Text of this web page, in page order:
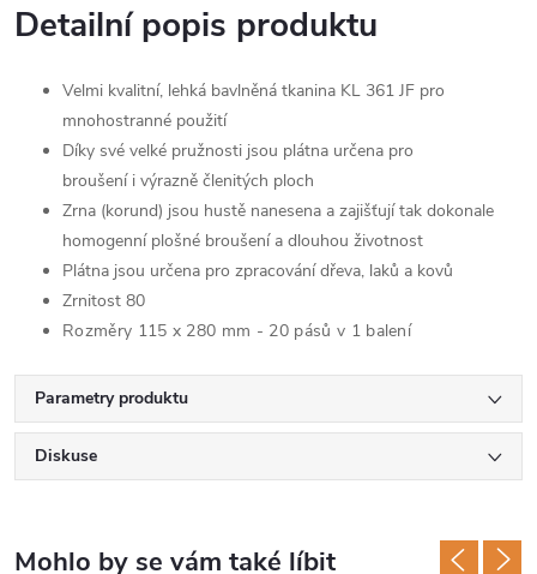
Detailní popis produktu
Velmi kvalitní, lehká bavlněná tkanina KL 361 JF pro
mnohostranné použití
Díky své velké pružnosti jsou plátna určena pro
broušení i výrazně členitých ploch
Zrna (korund) jsou hustě nanesena a zajišťují tak dokonale
homogenní plošné broušení a dlouhou životnost
Plátna jsou určena pro zpracování dřeva, laků a kovů
Zrnitost 80
Rozměry 115 x 280 mm - 20 pásů v 1 balení
Parametry produktu
Diskuse